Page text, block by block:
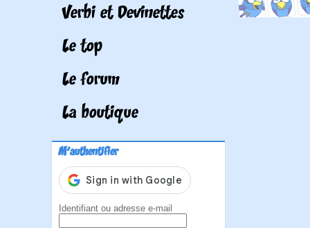
Verbi et Devinettes
Le top
Le forum
La boutique
M'authentifier
Identifiant ou adresse e-mail